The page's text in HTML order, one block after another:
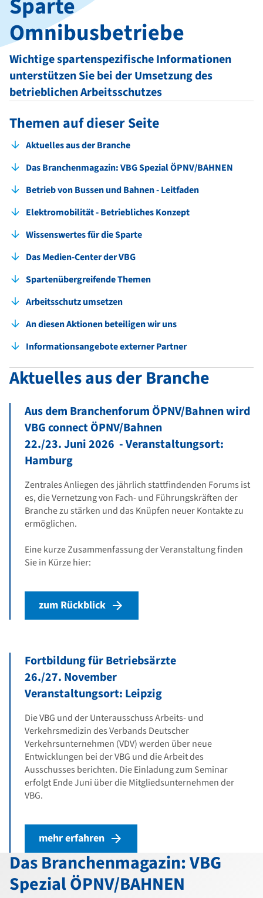
Sparte
Omnibusbetriebe
Wichtige spartenspezifische Informationen
unterstützen Sie bei der Umsetzung des
betrieblichen Arbeitsschutzes
Themen auf dieser Seite
Aktuelles aus der Branche
Das Branchenmagazin: VBG Spezial ÖPNV/BAHNEN
Betrieb von Bussen und Bahnen - Leitfaden
Elektromobilität - Betriebliches Konzept
Wissenswertes für die Sparte
Das Medien-Center der VBG
Spartenübergreifende Themen
Arbeitsschutz umsetzen
An diesen Aktionen beteiligen wir uns
Informationsangebote externer Partner
Aktuelles aus der Branche
Aus dem Branchenforum ÖPNV/Bahnen wird
VBG connect ÖPNV/Bahnen
22./23. Juni 2026 - Veranstaltungsort:
Hamburg
Zentrales Anliegen des jährlich stattfindenden Forums ist
es, die Vernetzung von Fach- und Führungskräften der
Branche zu stärken und das Knüpfen neuer Kontakte zu
ermöglichen.
Eine kurze Zusammenfassung der Veranstaltung finden
Sie in Kürze hier:
zum Rückblick
Fortbildung für Betriebsärzte
26./27. November
Veranstaltungsort: Leipzig
Die VBG und der Unterausschuss Arbeits- und
Verkehrsmedizin des Verbands Deutscher
Verkehrsunternehmen (VDV) werden über neue
Entwicklungen bei der VBG und die Arbeit des
Ausschusses berichten. Die Einladung zum Seminar
erfolgt Ende Juni über die Mitgliedsunternehmen der
VBG.
mehr erfahren
Das Branchenmagazin: VBG
Spezial ÖPNV/BAHNEN